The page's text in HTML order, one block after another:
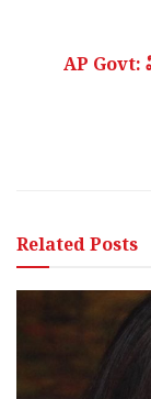
AP Govt:
RelatedPosts